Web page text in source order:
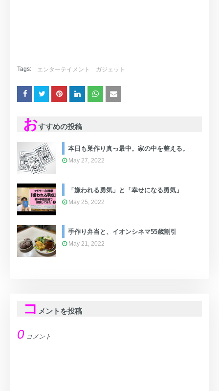
Tags: エンターテイメント ガジェット
おすすめの投稿
本日も巣作り真っ最中。家の中を整える。
May 27, 2022
「嫌われる勇気」と「幸せになる勇気」
May 25, 2022
手作り弁当と、イオンシネマ55歳割引
May 21, 2022
コ メントを投稿
0 コメント